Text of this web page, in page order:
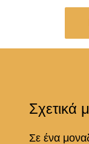
Σχετικά
Σε ένα